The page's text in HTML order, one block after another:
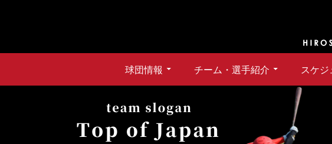
Menu
球団情報 チーム・選手紹介 スケジ